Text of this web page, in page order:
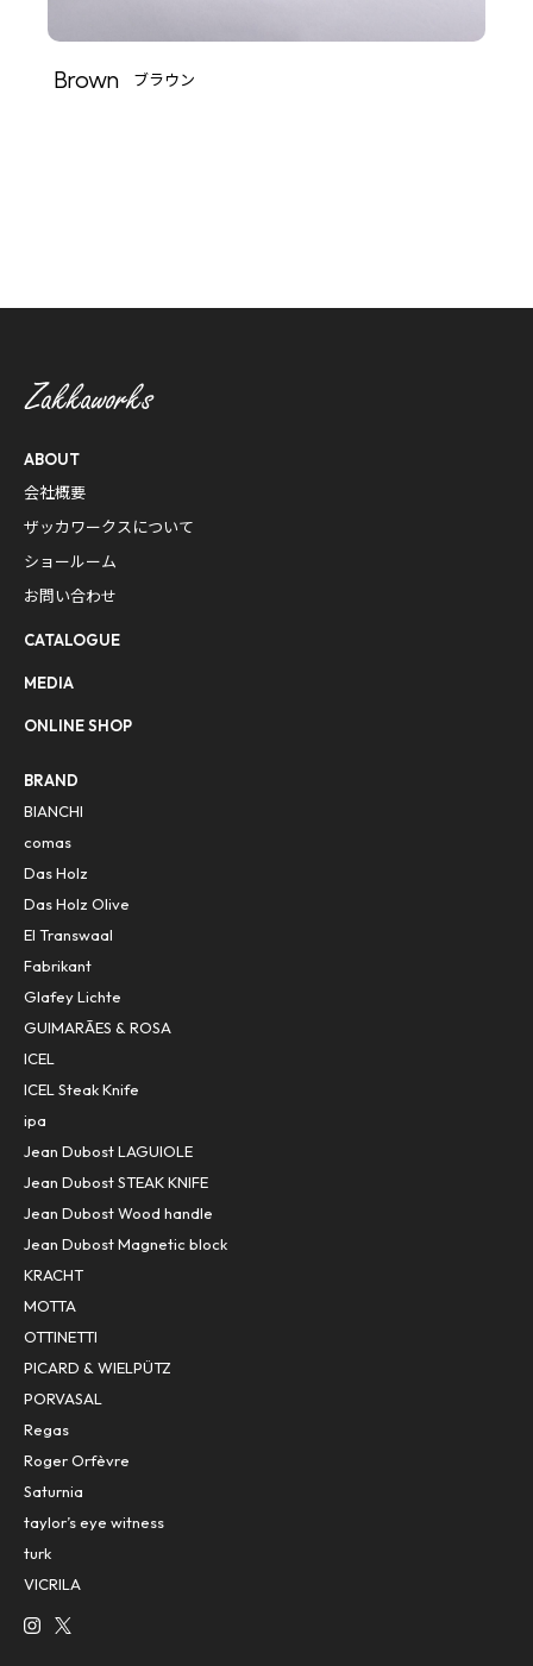
Brown ブラウン
ABOUT
会社概要
ザッカワークスについて
ショールーム
お問い合わせ
CATALOGUE
MEDIA
ONLINE SHOP
BRAND
BIANCHI
comas
Das Holz
Das Holz Olive
El Transwaal
Fabrikant
Glafey Lichte
GUIMARÃES & ROSA
ICEL
ICEL Steak Knife
ipa
Jean Dubost LAGUIOLE
Jean Dubost STEAK KNIFE
Jean Dubost Wood handle
Jean Dubost Magnetic block
KRACHT
MOTTA
OTTINETTI
PICARD & WIELPÜTZ
PORVASAL
Regas
Roger Orfèvre
Saturnia
taylor’s eye witness
turk
VICRILA